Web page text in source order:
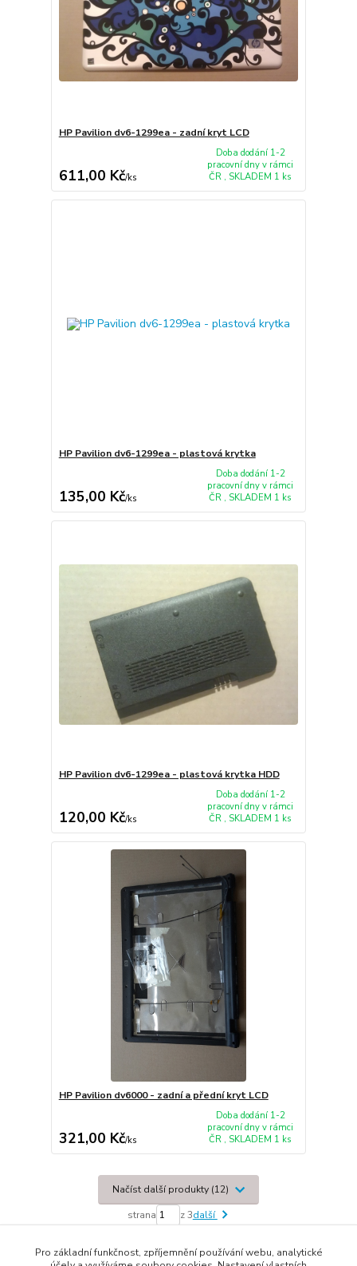
HP Pavilion dv6-1299ea - zadní kryt LCD
611,00 Kč/ks
Doba dodání 1-2
pracovní dny v rámci
ČR , SKLADEM 1 ks
HP Pavilion dv6-1299ea - plastová krytka
135,00 Kč/ks
Doba dodání 1-2
pracovní dny v rámci
ČR , SKLADEM 1 ks
HP Pavilion dv6-1299ea - plastová krytka HDD
120,00 Kč/ks
Doba dodání 1-2
pracovní dny v rámci
ČR , SKLADEM 1 ks
HP Pavilion dv6000 - zadní a přední kryt LCD
321,00 Kč/ks
Doba dodání 1-2
pracovní dny v rámci
ČR , SKLADEM 1 ks
Načíst další produkty (12)
strana z 3další
Pro základní funkčnost, zpříjemnění používání webu, analytické